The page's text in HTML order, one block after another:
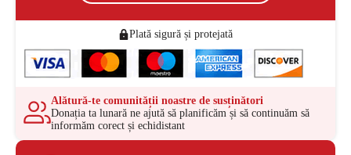
Plată sigură și protejată
Alătură-te comunității noastre de susținători
Donația ta lunară ne ajută să planificăm și să continuăm să
informăm corect și echidistant